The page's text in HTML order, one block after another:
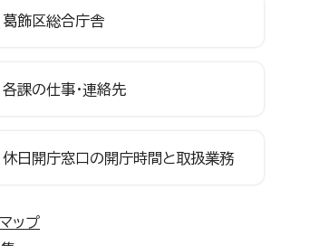
葛飾区総合庁舎
各課の仕事・連絡先
休日開庁窓口の開庁時間と取扱業務
ップ